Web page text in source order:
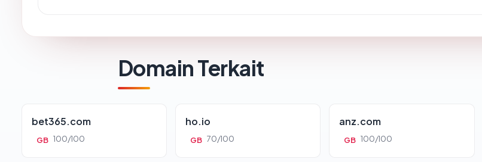
Domain Terkait
bet365.com
GB 100/100
ho.io
GB 70/100
anz.com
GB 100/100